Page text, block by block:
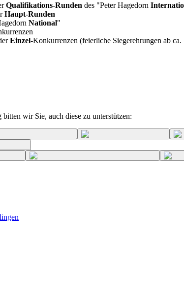
Qualifikations-Runden des "Peter Hagedorn
Haupt-Runden
National"
Einzel-Konkurrenzen (feierliche Siegerehrungen ab
wir Sie, auch diese zu unterstützen: